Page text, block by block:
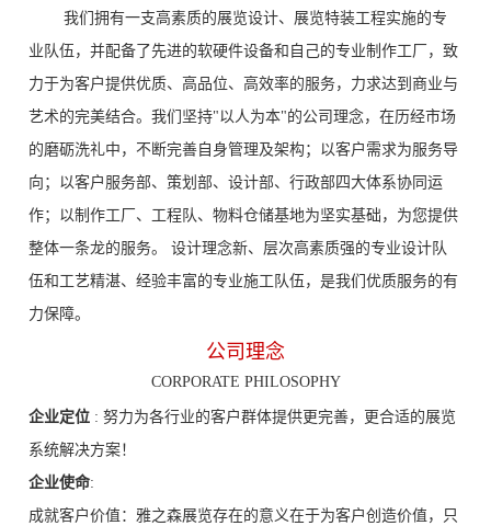
我们拥有一支高素质的展览设计、展览特装工程实施的专
业队伍，并配备了先进的软硬件设备和自己的专业制作工厂，致
力于为客户提供优质、高品位、高效率的服务，力求达到商业与
艺术的完美结合。我们坚持"以人为本"的公司理念，在历经市场
的磨砺洗礼中，不断完善自身管理及架构；以客户需求为服务导
向；以客户服务部、策划部、设计部、行政部四大体系协同运
作；以制作工厂、工程队、物料仓储基地为坚实基础，为您提供
整体一条龙的服务。 设计理念新、层次高素质强的专业设计队
伍和工艺精湛、经验丰富的专业施工队伍，是我们优质服务的有
力保障。
公司理念
CORPORATE PHILOSOPHY
企业定位 : 努力为各行业的客户群体提供更完善，更合适的展览
系统解决方案！
企业使命:
成就客户价值：雅之森展览存在的意义在于为客户创造价值，只